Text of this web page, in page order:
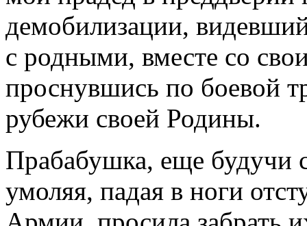
демобилизации,
с родными, вместе со
проснувшись по боевой
рубежи своей Родины.
Прабабушка, еще будучи
умоляя, падая в ноги